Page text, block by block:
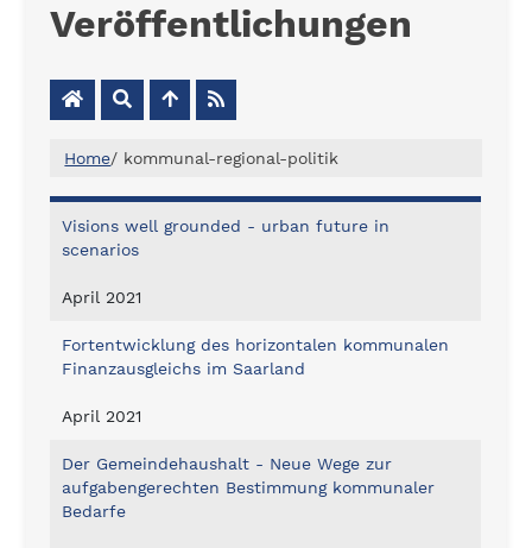
Veröffentlichungen
Home/ kommunal-regional-politik
Visions well grounded - urban future in
scenarios
April 2021
Fortentwicklung des horizontalen kommunalen
Finanzausgleichs im Saarland
April 2021
Der Gemeindehaushalt - Neue Wege zur
aufgabengerechten Bestimmung kommunaler
Bedarfe